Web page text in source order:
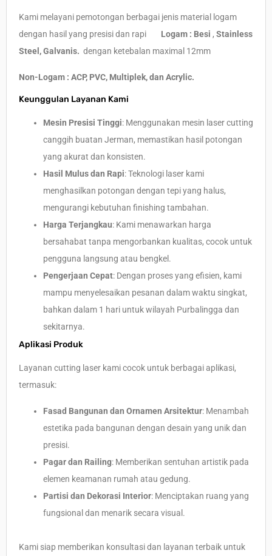
Kami melayani pemotongan berbagai jenis material logam
dengan hasil yang presisi dan rapi Logam : Besi , Stainless
Steel,Galvanis. dengan ketebalan maximal 12mm
Non-Logam : ACP, PVC, Multiplek, dan Acrylic.
Keunggulan Layanan Kami
Mesin Presisi Tinggi: Menggunakan mesin laser cutting
canggih buatan Jerman, memastikan hasil potongan
yang akurat dan konsisten.
Hasil Mulus dan Rapi: Teknologi laser kami
menghasilkan potongan dengan tepi yang halus,
mengurangi kebutuhan finishing tambahan.
Harga Terjangkau: Kami menawarkan harga
bersahabat tanpa mengorbankan kualitas, cocok untuk
pengguna langsung atau bengkel.
Pengerjaan Cepat: Dengan proses yang efisien, kami
mampu menyelesaikan pesanan dalam waktu singkat,
bahkan dalam 1 hari untuk wilayah Purbalingga dan
sekitarnya.
Aplikasi Produk
Layanan cutting laser kami cocok untuk berbagai aplikasi,
termasuk:
Fasad Bangunan dan Ornamen Arsitektur: Menambah
estetika pada bangunan dengan desain yang unik dan
presisi.
Pagar dan Railing: Memberikan sentuhan artistik pada
elemen keamanan rumah atau gedung.
Partisi dan Dekorasi Interior: Menciptakan ruang yang
fungsional dan menarik secara visual.
Kami siap memberikan konsultasi dan layanan terbaik untuk